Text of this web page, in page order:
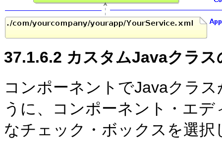
37.1.6.2 カスタムJavaクラ
コンポーネントでJavaクラ
うに、コンポーネント・エデ
なチェック・ボックスを選